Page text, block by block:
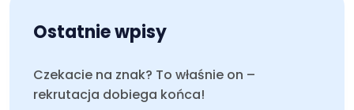
Ostatnie wpisy
Czekacie na znak? To właśnie on –
rekrutacja dobiega końca!